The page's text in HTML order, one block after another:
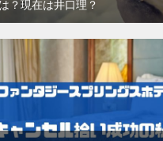
？現在は井口理？